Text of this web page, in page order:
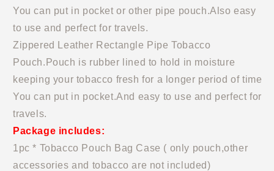
You can put in pocket or other pipe pouch.Also easy
to use and perfect for travels.
Zippered Leather Rectangle Pipe Tobacco
Pouch.Pouch is rubber lined to hold in moisture
keeping your tobacco fresh for a longer period of time
You can put in pocket.And easy to use and perfect for
travels.
Package includes:
1pc * Tobacco Pouch Bag Case ( only pouch,other
accessories and tobacco are not included)